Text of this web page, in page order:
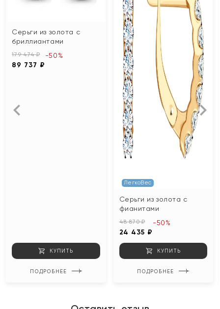
Серьги из золота с
бриллиантами
179 474 ₽
89 737 ₽
-50%
КУПИТЬ
ПОДРОБНЕЕ
ЛегкоВес
Серьги из золота с
фианитами
48 870 ₽
24 435 ₽
-50%
КУПИТЬ
ПОДРОБНЕЕ